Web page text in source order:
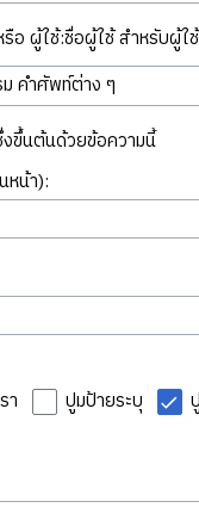
รือ ผู้ใช้:ชื่อผู้ใช้ สำหรับผู้ใช้
ขึ้นต้นด้วยข้อความนี้
หน้า):
า
ปูมป้ายระบุ